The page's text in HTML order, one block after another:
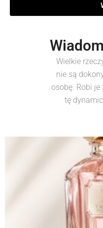
Wielkie
nie są
osobę. Robi je
tę